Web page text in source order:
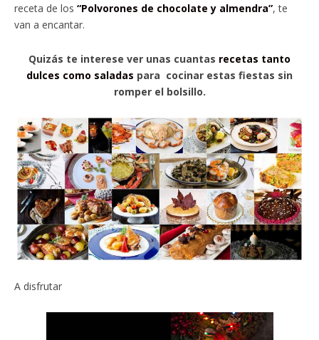
receta de los “Polvorones de chocolate y almendra”, te
van a encantar.
Quizás te interese ver unas cuantas recetas tanto
dulces como saladas para cocinar estas fiestas sin
romper el bolsillo.
A disfrutar